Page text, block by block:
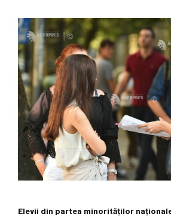
Elevii din partea minorităților